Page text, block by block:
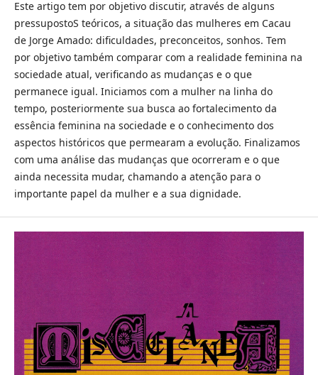
Este artigo tem por objetivo discutir, através de alguns
pressupostoS teóricos, a situação das mulheres em Cacau
de Jorge Amado: dificuldades, preconceitos, sonhos. Tem
por objetivo também comparar com a realidade feminina na
sociedade atual, verificando as mudanças e o que
permanece igual. Iniciamos com a mulher na linha do
tempo, posteriormente sua busca ao fortalecimento da
essência feminina na sociedade e o conhecimento dos
aspectos históricos que permearam a evolução. Finalizamos
com uma análise das mudanças que ocorreram e o que
ainda necessita mudar, chamando a atenção para o
importante papel da mulher e a sua dignidade.